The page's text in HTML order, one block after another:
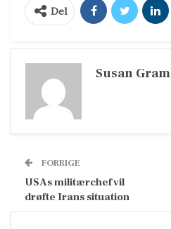
Del
Susan Gram
FORRIGE
USAs militærchef vil
drøfte Irans situation